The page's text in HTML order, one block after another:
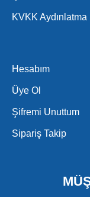
KVKK Aydınlatma
Hesabım
Üye Ol
Şifremi Unuttum
Sipariş Takip